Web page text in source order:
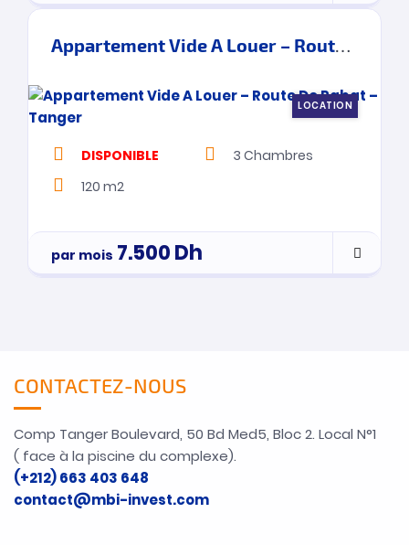
Appartement Vide A Louer – Route De Rabat – Tanger
LOCATION
DISPONIBLE 3 Chambres
120 m2
par mois 7.500Dh
CONTACTEZ-NOUS
Comp Tanger Boulevard, 50 Bd Med5, Bloc 2. Local N°1
( face à la piscine du complexe).
(+212) 663 403 648
contact@mbi-invest.com